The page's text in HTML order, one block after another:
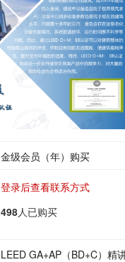
金级会员（年）购买
登录后查看联系方式
498人已购买
LEED GA+AP（BD+C）精